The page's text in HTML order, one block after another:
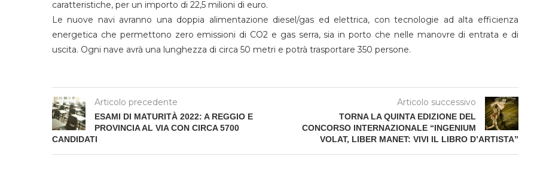
caratteristiche, per un importo di 22,5 milioni di euro.
Le nuove navi avranno una doppia alimentazione diesel/gas ed elettrica, con tecnologie ad alta efficienza
energetica che permettono zero emissioni di CO2 e gas serra, sia in porto che nelle manovre di entrata e di
uscita. Ogni nave avrà una lunghezza di circa 50 metri e potrà trasportare 350 persone.
Articolo precedente
ESAMI DI MATURITÀ 2022: A REGGIO E
PROVINCIA AL VIA CON CIRCA 5700
CANDIDATI
Articolo successivo
TORNA LA QUINTA EDIZIONE DEL
CONCORSO INTERNAZIONALE “INGENIUM
VOLAT, LIBER MANET: VIVI IL LIBRO D’ARTISTA”